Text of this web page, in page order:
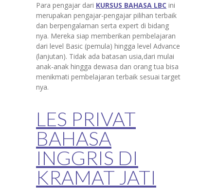
Para pengajar dari KURSUS BAHASA LBC ini
merupakan pengajar-pengajar pilihan terbaik
dan berpengalaman serta expert di bidang
nya. Mereka siap memberikan pembelajaran
dari level Basic (pemula) hingga level Advance
(lanjutan). Tidak ada batasan usia,dari mulai
anak-anak hingga dewasa dan orang tua bisa
menikmati pembelajaran terbaik sesuai target
nya.
LES PRIVAT
BAHASA
INGGRIS DI
KRAMAT JATI